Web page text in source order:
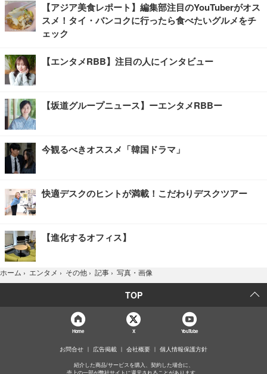
【アジア美食レポート】編集部注目のYouTuberがオス
スメ！タイ・バンコクに行ったら食べたいグルメをチ
ェック
【エンタメRBB】注目の人にインタビュー
【坂道グループニュース】ーエンタメRBBー
今観るべきオススメ「韓国ドラマ」
快適デスクのヒントが満載！こだわりデスクツアー
【進化するオフィス】
ホーム › エンタメ › その他 › 記事 › 写真・画像
TOP
Home X YouTube
お問合せ 広告掲載 会社概要 個人情報保護方針
紹介した商品/サービスを購入、契約した場合に、